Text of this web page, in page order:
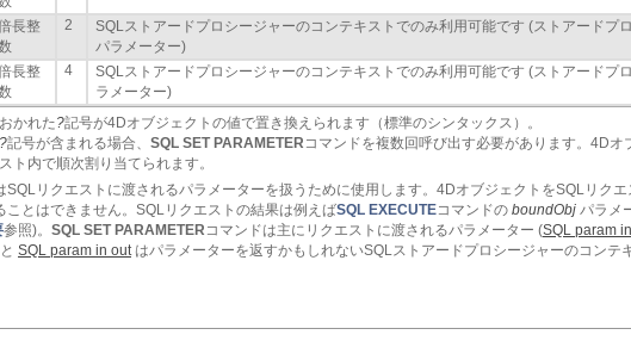
長整
2
SQLストアードプロシージャーのコンテキストでのみ利用可能です (ストアードプ
パラメーター)
長整
4
SQLストアードプロシージャーのコンテキストでのみ利用可能です (ストアードプ
ラメーター)
かれた?記号が4Dオブジェクトの値で置き換えられます（標準のシンタックス）。
?記号が含まれる場合、 SQL SET PARAMETER コマンドを複数回呼び出す必要があります。4D
ト内で順次割り当てられます。
SQLリクエストに渡されるパラメーターを扱うために使用します。4DオブジェクトをSQLリク
ことはできません。SQLリクエストの結果は例えばSQL EXECUTEコマンドの boundObj パラメ
参照)。 SQL SET PARAMETER コマンドは主にリクエストに渡されるパラメーター (SQL param in
SQL param in outはパラメーターを返すかもしれないSQLストアードプロシージャーのコンテ